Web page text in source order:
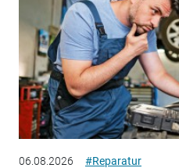
06.08.2026 #Reparatur